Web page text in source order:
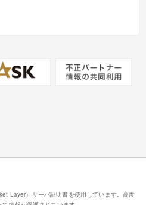
Layer）サーバ証明書を使用しています。高度